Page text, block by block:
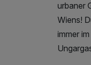
urbaner
Wiens!
immer